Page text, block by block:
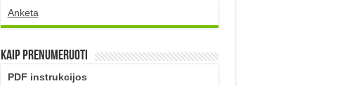
Anketa
Kaip prenumeruoti
PDF instrukcijos